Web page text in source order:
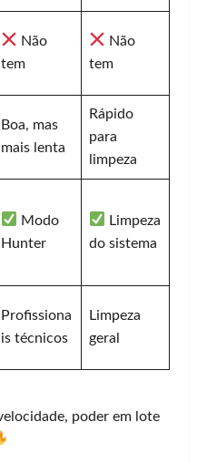
Não
tem
Não
tem
Boa, mas
mais lenta
Rápido
para
limpeza
Modo
Hunter
Limpeza
do sistema
Profissiona
is técnicos
Limpeza
geral
poder em lote